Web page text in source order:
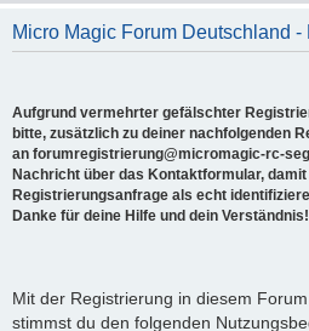
Micro Magic Forum Deutschland
Aufgrund vermehrter gefälschter
bitte, zusätzlich zu deiner nachfolgenden
an forumregistrierung@micromagic-rc-
Nachricht über das Kontaktformular,
Registrierungsanfrage als echt
Danke für deine Hilfe und dein Verständnis!
Mit der Registrierung in diesem
stimmst du den folgenden